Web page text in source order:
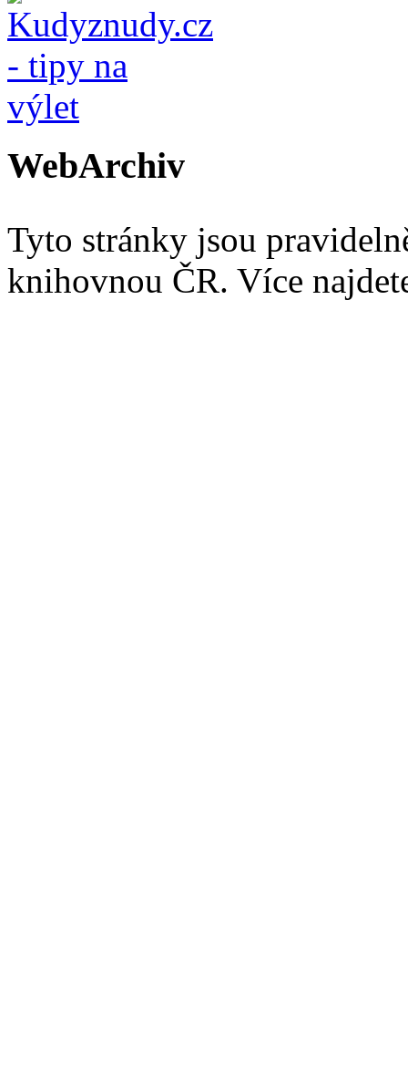
WebArchiv
Tyto stránky jsou
knihovnou ČR. Více